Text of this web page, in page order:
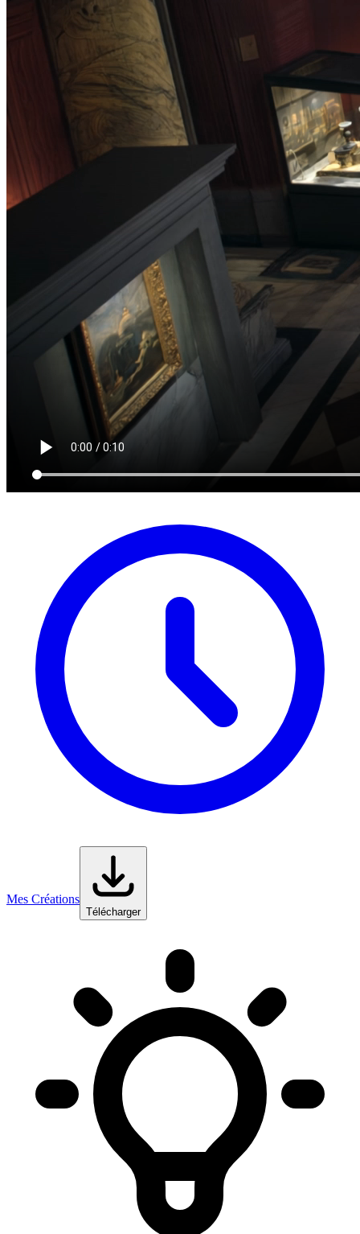
Mes Créations
Télécharger